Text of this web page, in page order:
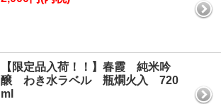
【限定品入荷！！】春霞 純米吟
醸 わき水ラベル 瓶燗火入 720
ml